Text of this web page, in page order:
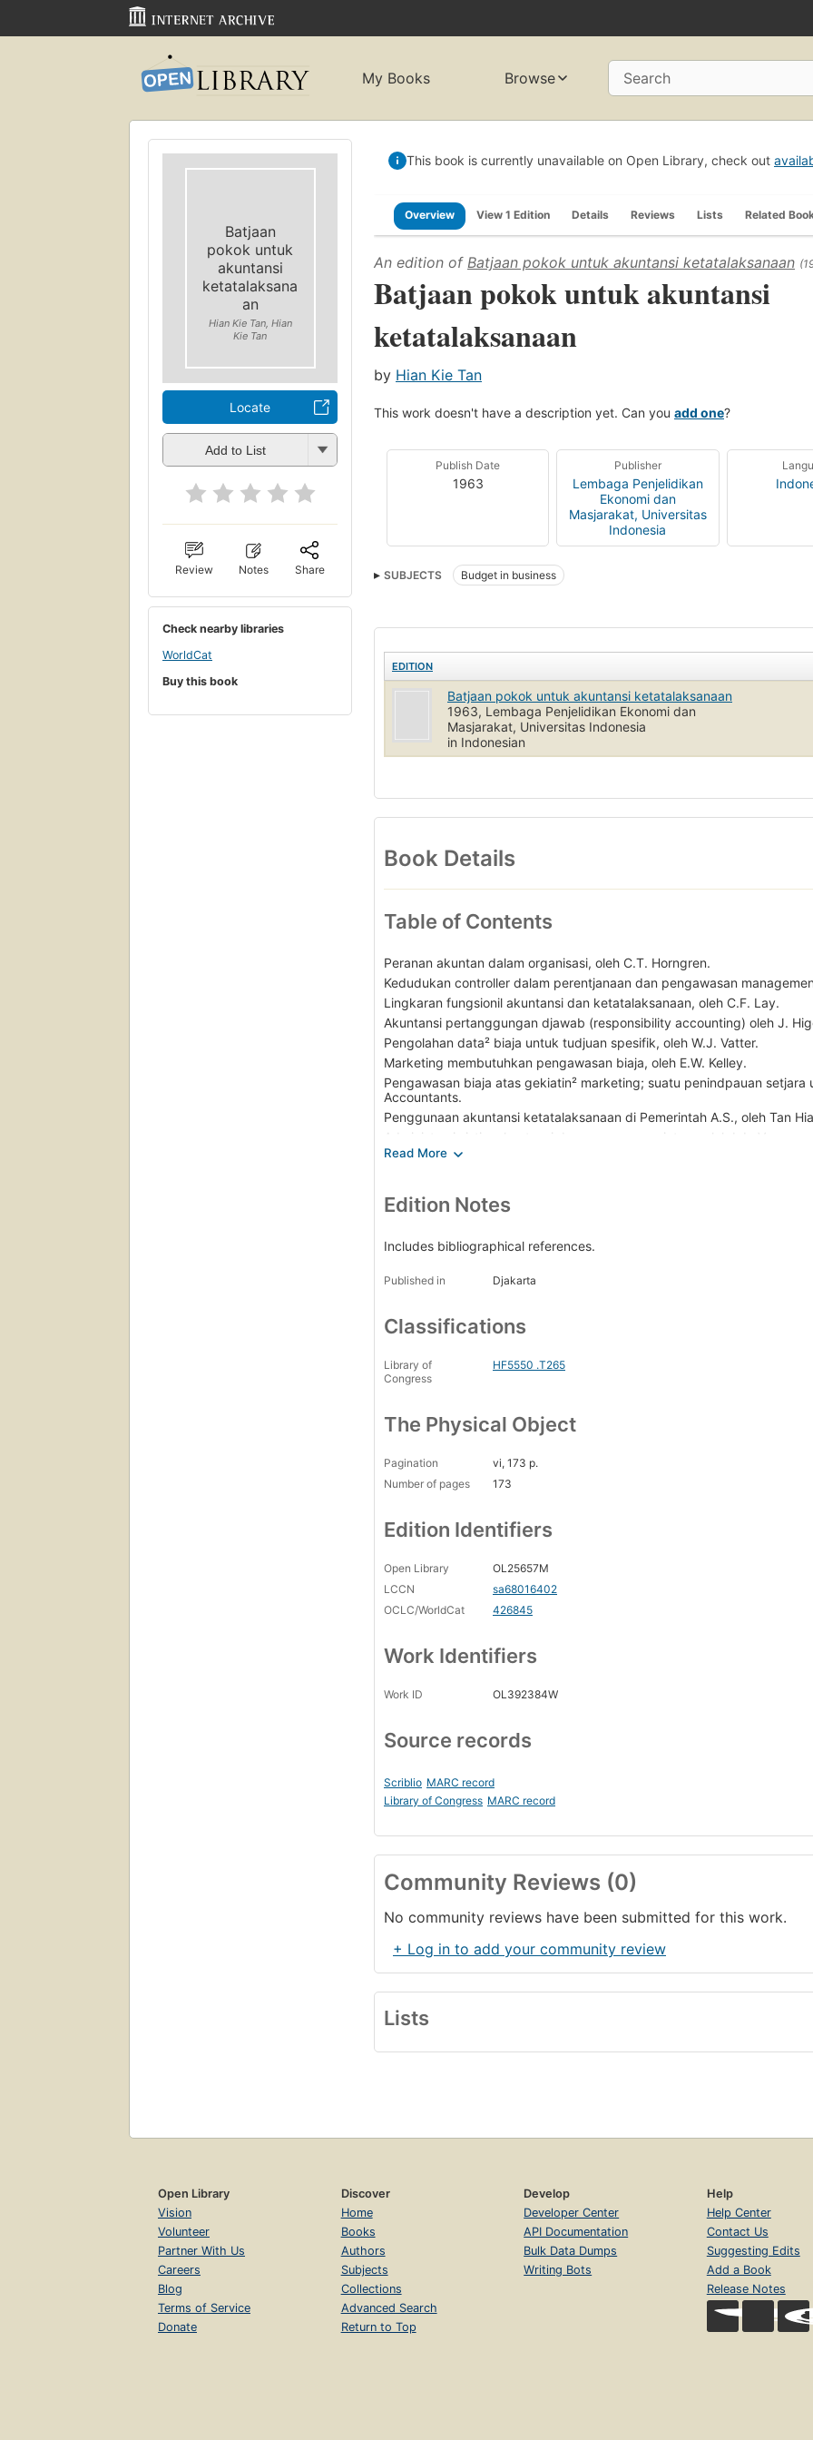
My Books Browse Search
Batjaan
pokok untuk
akuntansi
ketatalaksana
an
Hian Kie Tan, Hian
Kie Tan
Locate
Add to List
Review Notes Share
Check nearby libraries
WorldCat
Buy this book
This book is currently unavailable on Open Library, check out
Overview View 1 Edition Details Reviews Lists Related
An edition of Batjaan pokok untuk akuntansi ketatalaksanaan
Batjaan pokok untuk akuntansi
ketatalaksanaan
by Hian Kie Tan
This work doesn't have a description yet. Can you add one?
Publish Date
1963
Publisher
Lembaga Penjelidikan
Ekonomi dan
Masjarakat, Universitas
Indonesia
SUBJECTS Budget in business
EDITION
Batjaan pokok untuk akuntansi ketatalaksanaan
1963, Lembaga Penjelidikan Ekonomi dan
Masjarakat, Universitas Indonesia
in Indonesian
Book Details
Table of Contents
Peranan akuntan dalam organisasi, oleh C.T. Horngren.
Kedudukan controller dalam perentjanaan dan pengawasan
Lingkaran fungsionil akuntansi dan ketatalaksanaan, oleh C.F. Lay.
Akuntansi pertanggungan djawab (responsibility accounting) oleh J.
Pengolahan data² biaja untuk tudjuan spesifik, oleh W.J. Vatter.
Marketing membutuhkan pengawasan biaja, oleh E.W. Kelley.
Pengawasan biaja atas gekiatin² marketing; suatu penindpauan setjara
Accountants.
Penggunaan akuntansi ketatalaksanaan di Pemerintah A.S., oleh Tan
Administrasi sistim akuntansi dan pengawasan intern, oleh L.L. Vance.
Sifat dan fungsi akuntansi biaja, oleh N.M. Bedford.
Budgeting peladjaran dari kesalahan² jang lampau, oleh J.L. Peirce.
Penggunan statistik sebagai alat untuk pengawasan biaja, oleh E.W.
(cont.)
Menghitung batas² pengawasan statistik untuk data biaja, oleh C.E.
Edition Notes
Includes bibliographical references.
Published in Djakarta
Classifications
Library of
Congress
HF5550 .T265
The Physical Object
Pagination
vi, 173 p.
Number of pages
173
Edition Identifiers
Open Library
OL25657M
LCCN
sa68016402
OCLC/WorldCat
426845
Work Identifiers
Work ID OL392384W
Source records
Scriblio MARC record
Library of Congress MARC record
Community Reviews (0)
No community reviews have been submitted for this work.
+ Log in to add your community review
Lists
Open Library
Vision
Volunteer
Partner With Us
Careers
Blog
Terms of Service
Donate
Discover
Home
Books
Authors
Subjects
Collections
Advanced Search
Return to Top
Develop
Developer Center
API Documentation
Bulk Data Dumps
Writing Bots
Help
Help Center
Contact Us
Suggesting Edits
Add a Book
Release Notes